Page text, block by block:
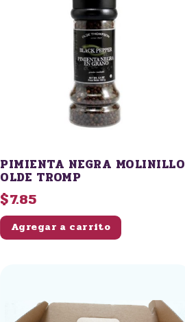
PIMIENTA NEGRA MOLINILLO
OLDE TROMP
$7.85
Agregar a carrito